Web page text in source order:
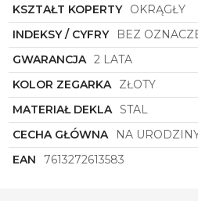
KSZTAŁT KOPERTY OKRĄGŁY
INDEKSY / CYFRY
BEZ
GWARANCJA 2 LATA
KOLOR ZEGARKA ZŁOTY
MATERIAŁ DEKLA STAL
CECHA GŁÓWNA
NA
EAN
7613272613583